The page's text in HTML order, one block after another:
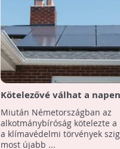
Kötelezővé válhat a
használata
újépítésű házaknál
Miután Németországban az
alkotmánybíróság kötelezte a
a klímavédelmi törvények
most újabb ...